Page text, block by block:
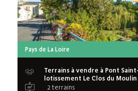
Pays de La Loire
Terrains à vendre à Pont
lotissement Le Clos du Moulin
2 terrains